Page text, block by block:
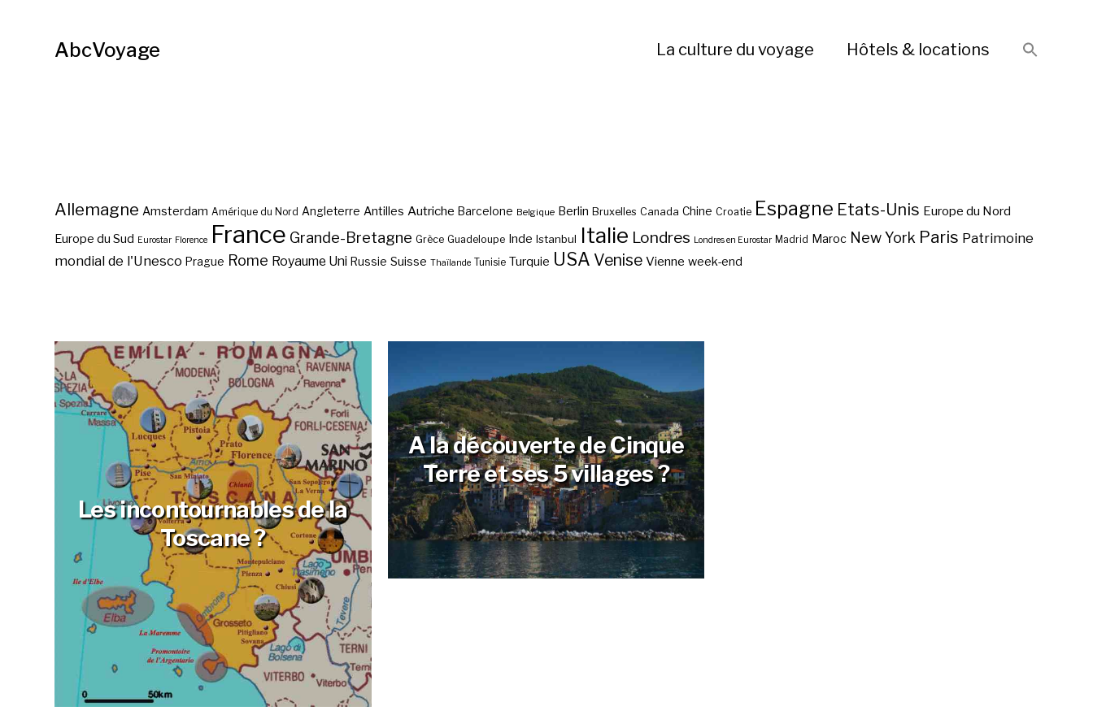
AbcVoyage La culture du voyage Hôtels & locations
Allemagne Amsterdam Amérique du Nord Angleterre Antilles Autriche Barcelone Belgique Berlin Bruxelles Canada Chine Croatie Espagne Etats-Unis Europe du Nord
Europe du Sud Eurostar Florence France Grande-Bretagne Grèce Guadeloupe Inde Istanbul Italie Londres Londres en Eurostar Madrid Maroc New York Paris Patrimoine
mondial de l'Unesco Prague Rome Royaume Uni Russie Suisse Thaïlande Tunisie Turquie USA Venise Vienne week-end
la plus haute de l’Italie ?
Via Francigena ?
Parmigiana di melanzane
?
Les incontournables de la
Toscane ?
A la découverte de Cinque
Terre et ses 5 villages ?